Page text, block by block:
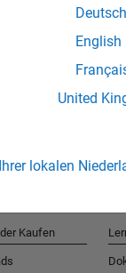
Deutsch
English
United
lokalen
Kaufen